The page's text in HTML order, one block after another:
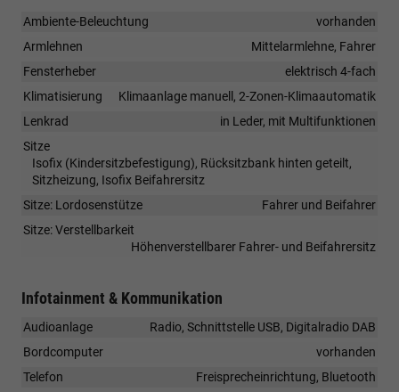
Ambiente-Beleuchtung
vorhanden
Armlehnen
Mittelarmlehne, Fahrer
Fensterheber
elektrisch 4-fach
Klimatisierung
Klimaanlage manuell, 2-Zonen-Klimaautomatik
Lenkrad
in Leder, mit Multifunktionen
Sitze
Isofix (Kindersitzbefestigung), Rücksitzbank hinten geteilt,
Sitzheizung, Isofix Beifahrersitz
Sitze: Lordosenstütze
Fahrer und Beifahrer
Sitze: Verstellbarkeit
Höhenverstellbarer Fahrer- und Beifahrersitz
Infotainment & Kommunikation
Audioanlage
Radio, Schnittstelle USB, Digitalradio DAB
Bordcomputer
vorhanden
Telefon
Freisprecheinrichtung, Bluetooth